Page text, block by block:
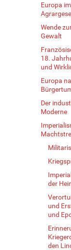
Europa
Wende
Gewalt
18.
und
Europa
Der
Moderne
der
und
und
den